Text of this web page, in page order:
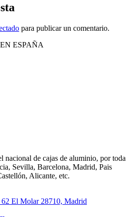
para publicar un comentario.
ESPAÑA
nacional de cajas de aluminio, por toda
Sevilla, Barcelona, Madrid, Pais
Alicante, etc.
62 El Molar 28710, Madrid